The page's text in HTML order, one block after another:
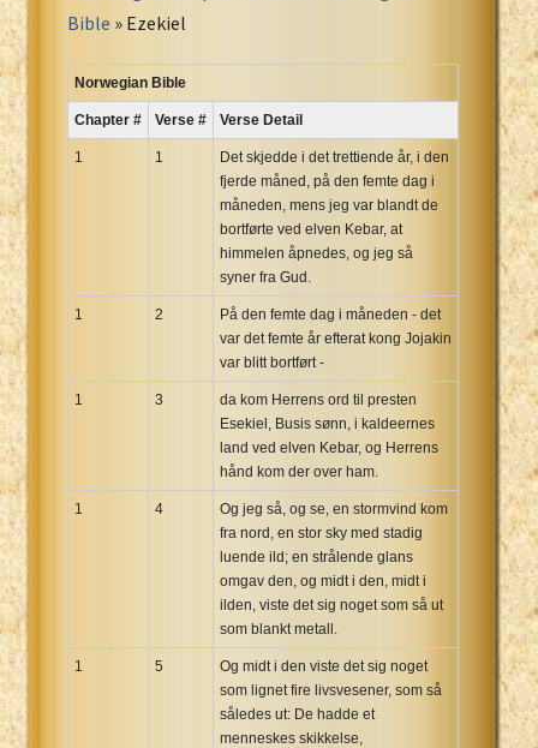
Russian Synodal 1876 Bible
Russian Synodal Bible Win-1251
Spanish RV 1909 Bible
Swahili New Testament
Tagalog John and James
Turkish Bible
Vietnamese 1934 Bible
Bible » Ezekiel
Norwegian Bible
Chapter # Verse # Verse Detail
1 1
Det skjedde i det trettiende år, i den
fjerde måned, på den femte dag i
måneden, mens jeg var blandt de
bortførte ved elven Kebar, at
himmelen åpnedes, og jeg så
syner fra Gud.
1 2
På den femte dag i måneden - det
var det femte år efterat kong Jojakin
var blitt bortført -
1 3
da kom Herrens ord til presten
Esekiel, Busis sønn, i kaldeernes
land ved elven Kebar, og Herrens
hånd kom der over ham.
1 4
Og jeg så, og se, en stormvind kom
fra nord, en stor sky med stadig
luende ild; en strålende glans
omgav den, og midt i den, midt i
ilden, viste det sig noget som så ut
som blankt metall.
1 5
Og midt i den viste det sig noget
som lignet fire livsvesener, som så
således ut: De hadde et
menneskes skikkelse,